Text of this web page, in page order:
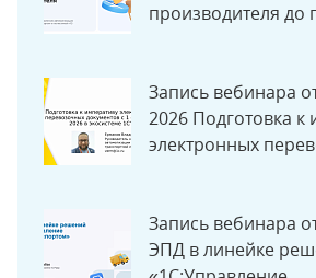
производителя до
Запись вебинара
2026 Подготовка к
электронных
документов с 1
Запись вебинара
ЭПД в линейке